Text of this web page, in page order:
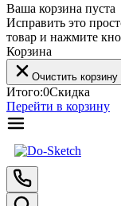
Ваша корзина пуста
Исправить это
товар и нажмите
Корзина
Очистить корзину
Итого:0Скидка
Перейти в корзину